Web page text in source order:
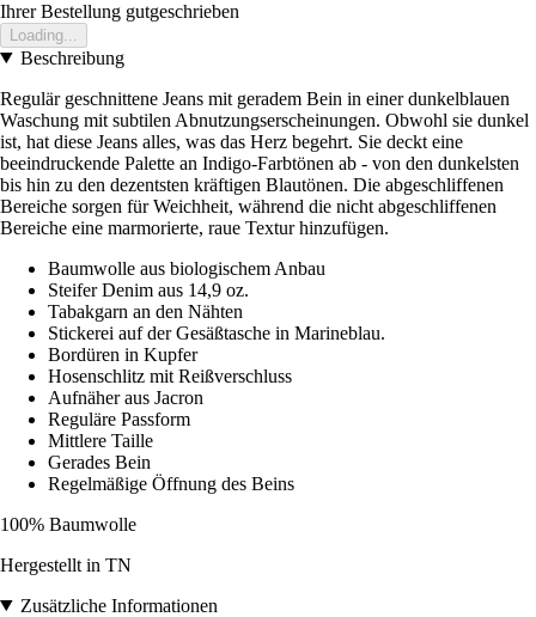
Ihrer Bestellung gutgeschrieben
Loading...
Beschreibung
Regulär geschnittene Jeans mit geradem Bein in einer dunkelblauen
Waschung mit subtilen Abnutzungserscheinungen. Obwohl sie dunkel
ist, hat diese Jeans alles, was das Herz begehrt. Sie deckt eine
beeindruckende Palette an Indigo-Farbtönen ab - von den dunkelsten
bis hin zu den dezentsten kräftigen Blautönen. Die abgeschliffenen
Bereiche sorgen für Weichheit, während die nicht abgeschliffenen
Bereiche eine marmorierte, raue Textur hinzufügen.
Baumwolle aus biologischem Anbau
Steifer Denim aus 14,9 oz.
Tabakgarn an den Nähten
Stickerei auf der Gesäßtasche in Marineblau.
Bordüren in Kupfer
Hosenschlitz mit Reißverschluss
Aufnäher aus Jacron
Reguläre Passform
Mittlere Taille
Gerades Bein
Regelmäßige Öffnung des Beins
100% Baumwolle
Hergestellt in TN
Zusätzliche Informationen